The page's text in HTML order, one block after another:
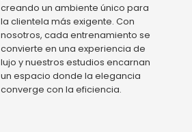
creando un ambiente único para
la clientela más exigente. Con
nosotros, cada entrenamiento se
convierte en una experiencia de
lujo y nuestros estudios encarnan
un espacio donde la elegancia
converge con la eficiencia.